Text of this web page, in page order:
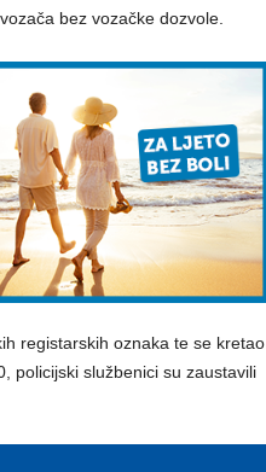
bez vozačke dozvole.
registarskih oznaka te se kretao
policijski službenici su zaustavili